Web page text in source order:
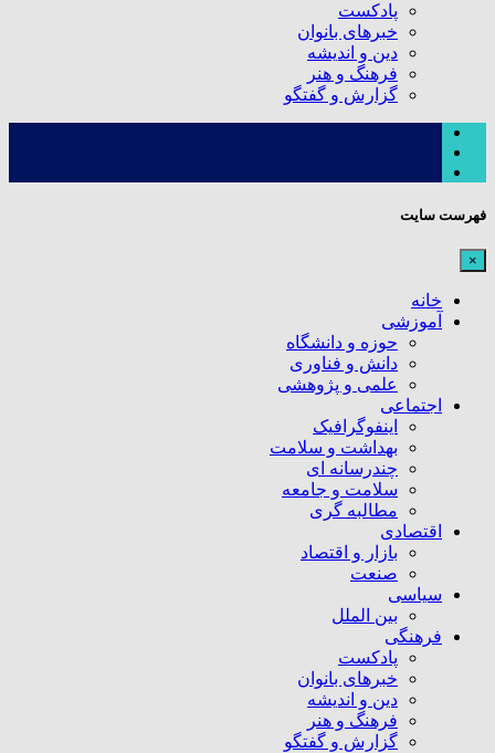
پادکست
خبرهای بانوان
دین و اندیشه
فرهنگ و هنر
گزارش و گفتگو
فهرست سایت
×
خانه
آموزشی
حوزه و دانشگاه
دانش و فناوری
علمی و پژوهشی
اجتماعی
اینفوگرافیک
بهداشت و سلامت
چندرسانه ای
سلامت و جامعه
مطالبه گری
اقتصادی
بازار و اقتصاد
صنعت
سیاسی
بین الملل
فرهنگی
پادکست
خبرهای بانوان
دین و اندیشه
فرهنگ و هنر
گزارش و گفتگو